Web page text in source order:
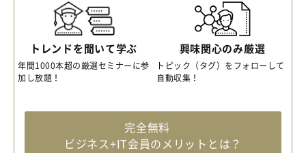
トレンドを聞いて学ぶ
年間1000本超の厳選セミナーに参
加し放題！
興味関心のみ厳選
トピック（タグ）をフォローして
自動収集！
完全無料
ビジネス+IT会員のメリットとは？